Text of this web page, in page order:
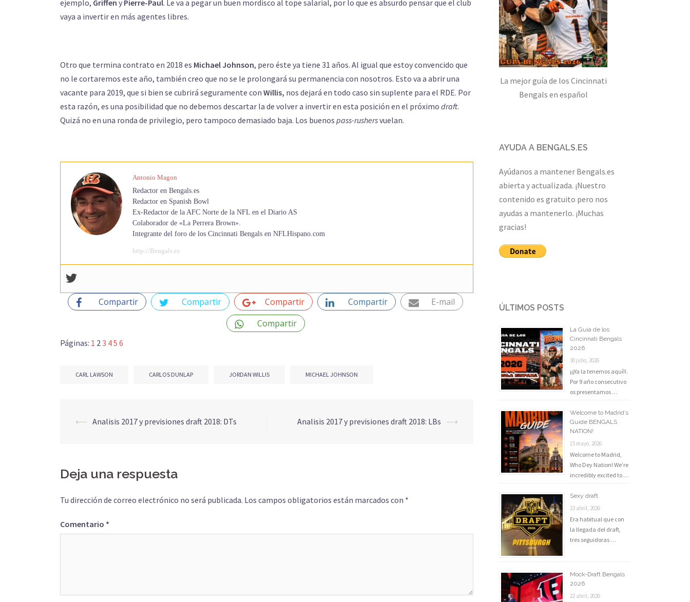
ejemplo, Griffen y Pierre-Paul. Le va a pegar un buen mordisco al tope salarial, por lo que es absurdo pensar que el club
vaya a invertir en más agentes libres.
Otro que termina contrato en 2018 es Michael Johnson, pero éste ya tiene 31 años. Al igual que estoy convencido que
no le cortaremos este año, también creo que no se le prolongará su permanencia con nosotros. Esto va a abrir una
vacante para 2019, que si bien se cubrirá seguramente con Willis, nos dejará en todo caso sin suplente para el RDE. Por
esta razón, es una posibilidad que no debemos descartar la de volver a invertir en esta posición en el próximo draft.
Quizá no en una ronda de privilegio, pero tampoco demasiado baja. Los buenos pass-rushersvuelan.
Antonio Magon
Redactor en Bengals.es
Redactor en Spanish Bowl
Ex-Redactor de la AFC Norte de la NFL en el Diario AS
Colaborador de «La Perrera Brown».
Integrante del foro de los Cincinnati Bengals en NFLHispano.com
http://Bengals.es
Compartir Compartir Compartir Compartir
E-mail
Compartir
Páginas: 1 23 45 6
CARL LAWSON CARLOS DUNLAP JORDAN WILLIS MICHAEL JOHNSON
Navegación
entradas
⟵ Analisis 2017 y previsiones draft 2018: DTs Analisis 2017 y previsiones draft 2018: LBs ⟶
Deja una respuesta
Tu dirección de correo electrónico no será publicada. Los campos obligatorios están marcados con *
Comentario *
La mejor guía de los Cincinnati
Bengals en español
AYUDA A BENGALS.ES
Ayúdanos a mantener Bengals.es
abierta y actualizada. ¡Nuestro
contenido es gratuito pero nos
ayudas a mantenerlo. ¡Muchas
gracias!
ÚLTIMOS POSTS
La Guía de los
Cincinnati Bengals
2026
30 julio, 2026
¡¡¡Ya la tenemos aquí!!.
Por 9 año consecutivo
os presentamos …
Welcome to Madrid’s
Guide BENGALS
NATION!
15 mayo, 2026
Welcome to Madrid,
Who Dey Nation! We’re
incredibly excited to …
Sexy draft
23 abril, 2026
Era habitual que con
la llegada del draft,
tres seguidoras …
Mock-Draft Bengals
2026
22 abril, 2026